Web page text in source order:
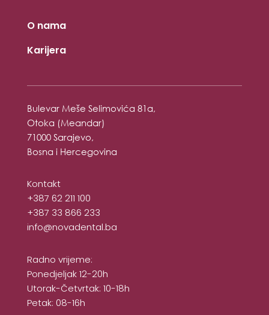
O nama
Karijera
Bulevar Meše Selimovića 81a,
Otoka (Meandar)
71000 Sarajevo,
Bosna i Hercegovina
Kontakt
+387 62 211 100
+387 33 866 233
info@novadental.ba
Radno vrijeme:
Ponedjeljak 12-20h
Utorak-Četvrtak: 10-18h
Petak: 08-16h